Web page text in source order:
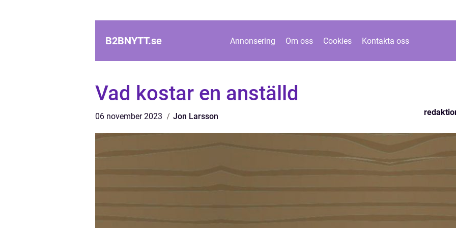
B2BNYTT.se Annonsering Om oss Cookies Kontakta oss
Vad kostar en anställd
06 november 2023 Jon Larsson